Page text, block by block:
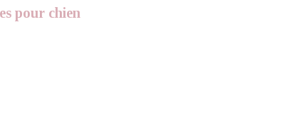
pour chien